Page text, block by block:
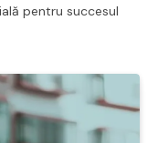
pentru succesul